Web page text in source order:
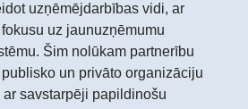
uzņēmējdarbības vidi, ar
uz jaunuzņēmumu
Šim nolūkam partnerību
un privāto organizāciju
ar savstarpēji papildinošu